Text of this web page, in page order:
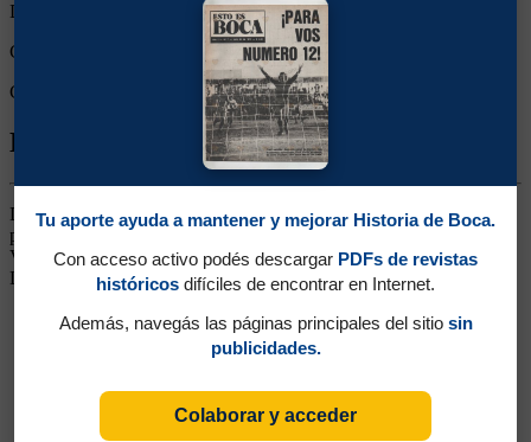
Derrotas:
Goles de Boca:
Goles rivales:
Biografía de Silvio Parodi
Delantero. Era jugador de la selección paraguaya, estuvo a prueba
pero no funcionó. En su trayectoria jugó en Sportivo Luqueño,
Vasco da Gama, Fiorentina, Racing de Santander y Millonarios.
Llegó a ser DT de la Selección de su país en 1987
Tu aporte ayuda a mantener y mejorar Historia de Boca.
Con acceso activo podés descargar PDFs de revistas
históricos difíciles de encontrar en Internet.
Además, navegás las páginas principales del sitio sin
publicidades.
Colaborar y acceder